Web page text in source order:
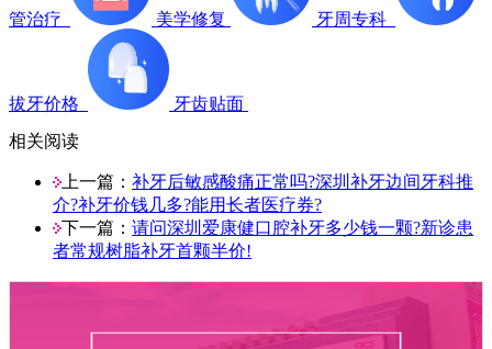
管治疗 美学修复 牙周专科
拔牙价格
牙齿贴面
相关阅读
上一篇： 补牙后敏感酸痛正常吗?深圳补牙边间牙科推
介?补牙价钱几多?能用长者医疗券?
下一篇： 请问深圳爱康健口腔补牙多少钱一颗?新诊患
者常规树脂补牙首颗半价!